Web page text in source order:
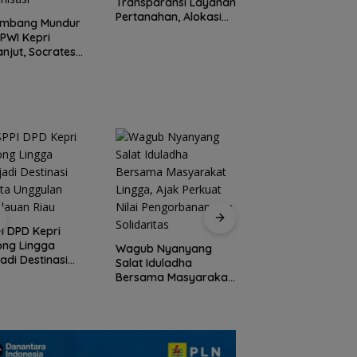
Mundur
Kepri
Socrates
Pertama
Pertanahan, Alokasi
DPD Kepri
Lingga
Destinasi
Wagub Nyanyang
Salat Iduladha
Bersama Masyarakat